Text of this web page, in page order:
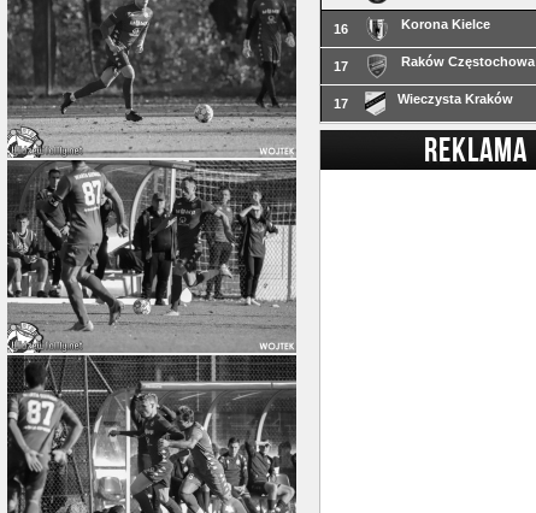
16 Korona Kielce
17 Raków Częstochowa
17 Wieczysta Kraków
REKLAMA